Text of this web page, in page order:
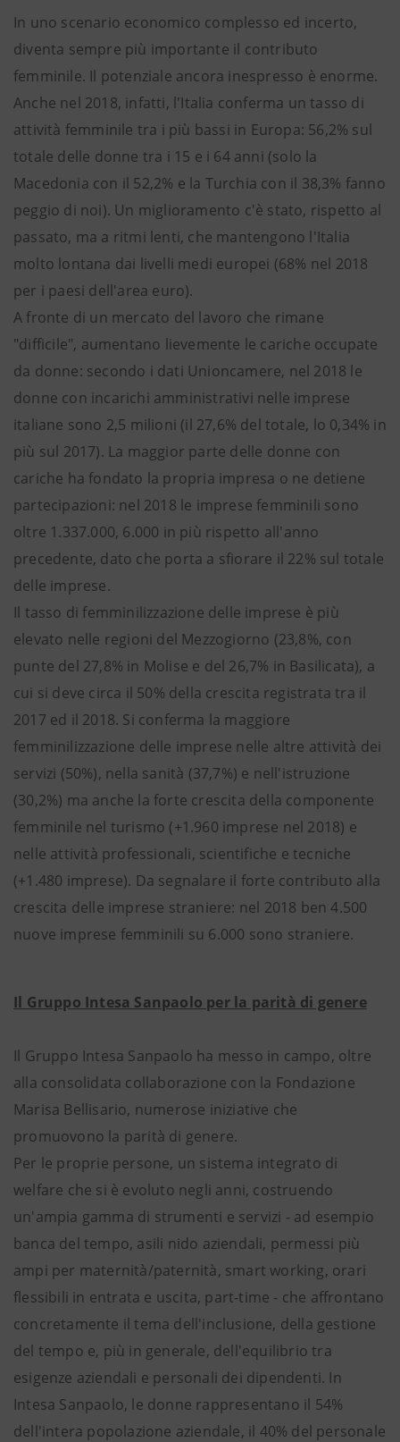
In uno scenario economico complesso ed incerto,
diventa sempre più importante il contributo
femminile. Il potenziale ancora inespresso è enorme.
Anche nel 2018, infatti, l'Italia conferma un tasso di
attività femminile tra i più bassi in Europa: 56,2% sul
totale delle donne tra i 15 e i 64 anni (solo la
Macedonia con il 52,2% e la Turchia con il 38,3% fanno
peggio di noi). Un miglioramento c'è stato, rispetto al
passato, ma a ritmi lenti, che mantengono l'Italia
molto lontana dai livelli medi europei (68% nel 2018
per i paesi dell'area euro).
A fronte di un mercato del lavoro che rimane
"difficile", aumentano lievemente le cariche occupate
da donne: secondo i dati Unioncamere, nel 2018 le
donne con incarichi amministrativi nelle imprese
italiane sono 2,5 milioni (il 27,6% del totale, lo 0,34% in
più sul 2017). La maggior parte delle donne con
cariche ha fondato la propria impresa o ne detiene
partecipazioni: nel 2018 le imprese femminili sono
oltre 1.337.000, 6.000 in più rispetto all'anno
precedente, dato che porta a sfiorare il 22% sul totale
delle imprese.
Il tasso di femminilizzazione delle imprese è più
elevato nelle regioni del Mezzogiorno (23,8%, con
punte del 27,8% in Molise e del 26,7% in Basilicata), a
cui si deve circa il 50% della crescita registrata tra il
2017 ed il 2018. Si conferma la maggiore
femminilizzazione delle imprese nelle altre attività dei
servizi (50%), nella sanità (37,7%) e nell'istruzione
(30,2%) ma anche la forte crescita della componente
femminile nel turismo (+1.960 imprese nel 2018) e
nelle attività professionali, scientifiche e tecniche
(+1.480 imprese). Da segnalare il forte contributo alla
crescita delle imprese straniere: nel 2018 ben 4.500
nuove imprese femminili su 6.000 sono straniere.
Il Gruppo Intesa Sanpaolo per la parità di genere
Il Gruppo Intesa Sanpaolo ha messo in campo, oltre
alla consolidata collaborazione con la Fondazione
Marisa Bellisario, numerose iniziative che
promuovono la parità di genere.
Per le proprie persone, un sistema integrato di
welfare che si è evoluto negli anni, costruendo
un'ampia gamma di strumenti e servizi - ad esempio
banca del tempo, asili nido aziendali, permessi più
ampi per maternità/paternità, smart working, orari
flessibili in entrata e uscita, part-time - che affrontano
concretamente il tema dell'inclusione, della gestione
del tempo e, più in generale, dell'equilibrio tra
esigenze aziendali e personali dei dipendenti. In
Intesa Sanpaolo, le donne rappresentano il 54%
dell'intera popolazione aziendale, il 40% del personale